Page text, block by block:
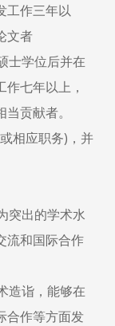
工作三年以
文者
士学位后并在
七年以上，
贡献者。
相应职务)，并
突出的学术水
流和国际合作
造诣，能够在
合作等方面发